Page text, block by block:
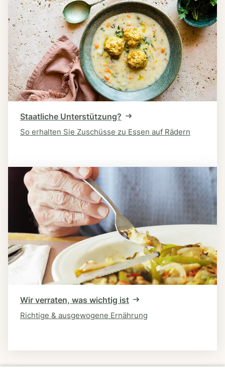
Staatliche Unterstützung?
So erhalten Sie Zuschüsse zu Essen auf Rädern
Wir verraten, was wichtig ist
Richtige & ausgewogene Ernährung